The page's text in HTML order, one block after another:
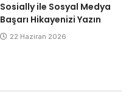
Sosially ile Sosyal Medya
Başarı Hikayenizi Yazın
22 Haziran 2026